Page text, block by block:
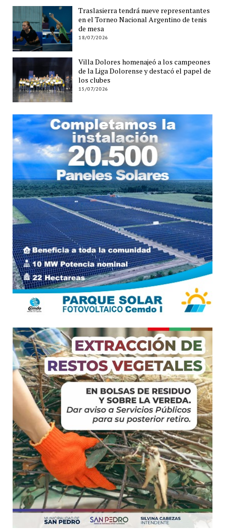
Traslasierra tendrá nueve representantes
en el Torneo Nacional Argentino de tenis
de mesa
18/07/2026
Villa Dolores homenajeó a los campeones
de la Liga Dolorense y destacó el papel de
los clubes
15/07/2026